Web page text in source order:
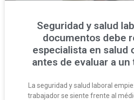
Seguridad y salud
documentos debe
especialista en salud
antes de evaluar a un
La seguridad y salud laboral
trabajador se siente frente al